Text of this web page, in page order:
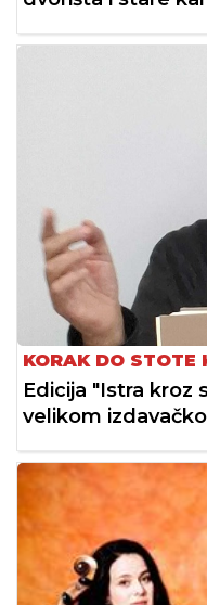
KORAK DO STOTE
Edicija "Istra kroz
velikom